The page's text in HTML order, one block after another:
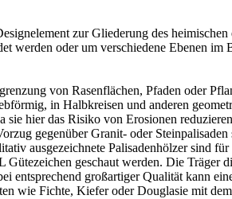
zur Gliederung des
werden oder um verschiedene Ebenen im
von Rasenflächen, Pfaden oder
in Halbkreisen und anderen
hier das Risiko von Erosionen
gegenüber Granit- oder
ausgezeichnete Palisadenhölzer sind
geschaut werden. Die Träger
entsprechend großartiger Qualität kann
wie Fichte, Kiefer oder Douglasie mit